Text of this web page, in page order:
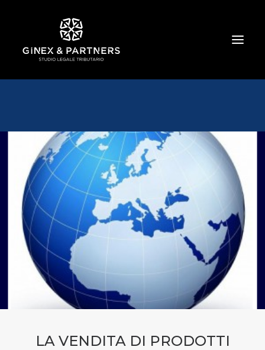
CHI SIAMO
TRIBUTARIO E PENALE TRIBUTARIO
GESTIONE E PROTEZIONE DEL PATRIMONIO
SOCIETARIO E CONTRATTUALISTICA
COMMERCIO INTERNAZIONALE
BANCARIO E FINANZIARIO
NEWS ED EVENTI
CONTATTI
LA VENDITA DI PRODOTTI